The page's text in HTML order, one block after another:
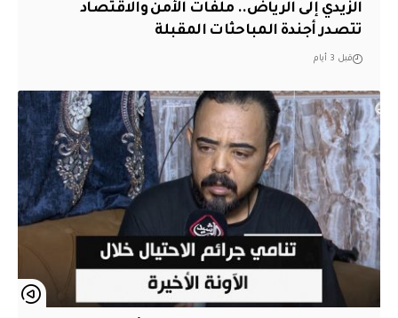
الزيدي إلى الرياض.. ملفات الأمن والاقتصاد
تتصدر أجندة المباحثات المقبلة
قبل 3 أيام